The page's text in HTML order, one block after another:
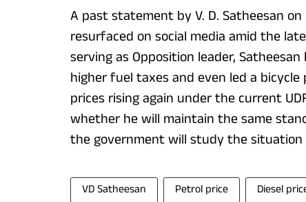
A past statement by V. D. Satheesan
resurfaced on social media amid the
serving as Opposition leader,
higher fuel taxes and even led a
prices rising again under the current
whether he will maintain the same
the government will study the
VD Satheesan Petrol price Diesel